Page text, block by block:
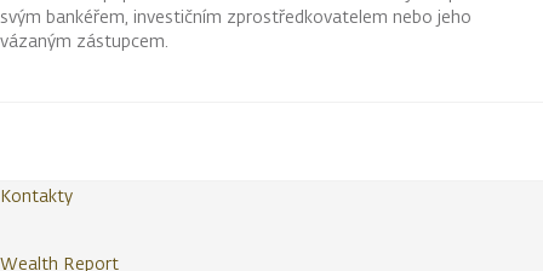
svým bankéřem, investičním zprostředkovatelem nebo jeho
vázaným zástupcem.
Kontakty
Wealth Report